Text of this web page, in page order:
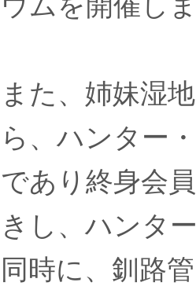
また、姉妹湿
ら、ハンター
であり終身会
きし、ハンタ
同時に、釧路